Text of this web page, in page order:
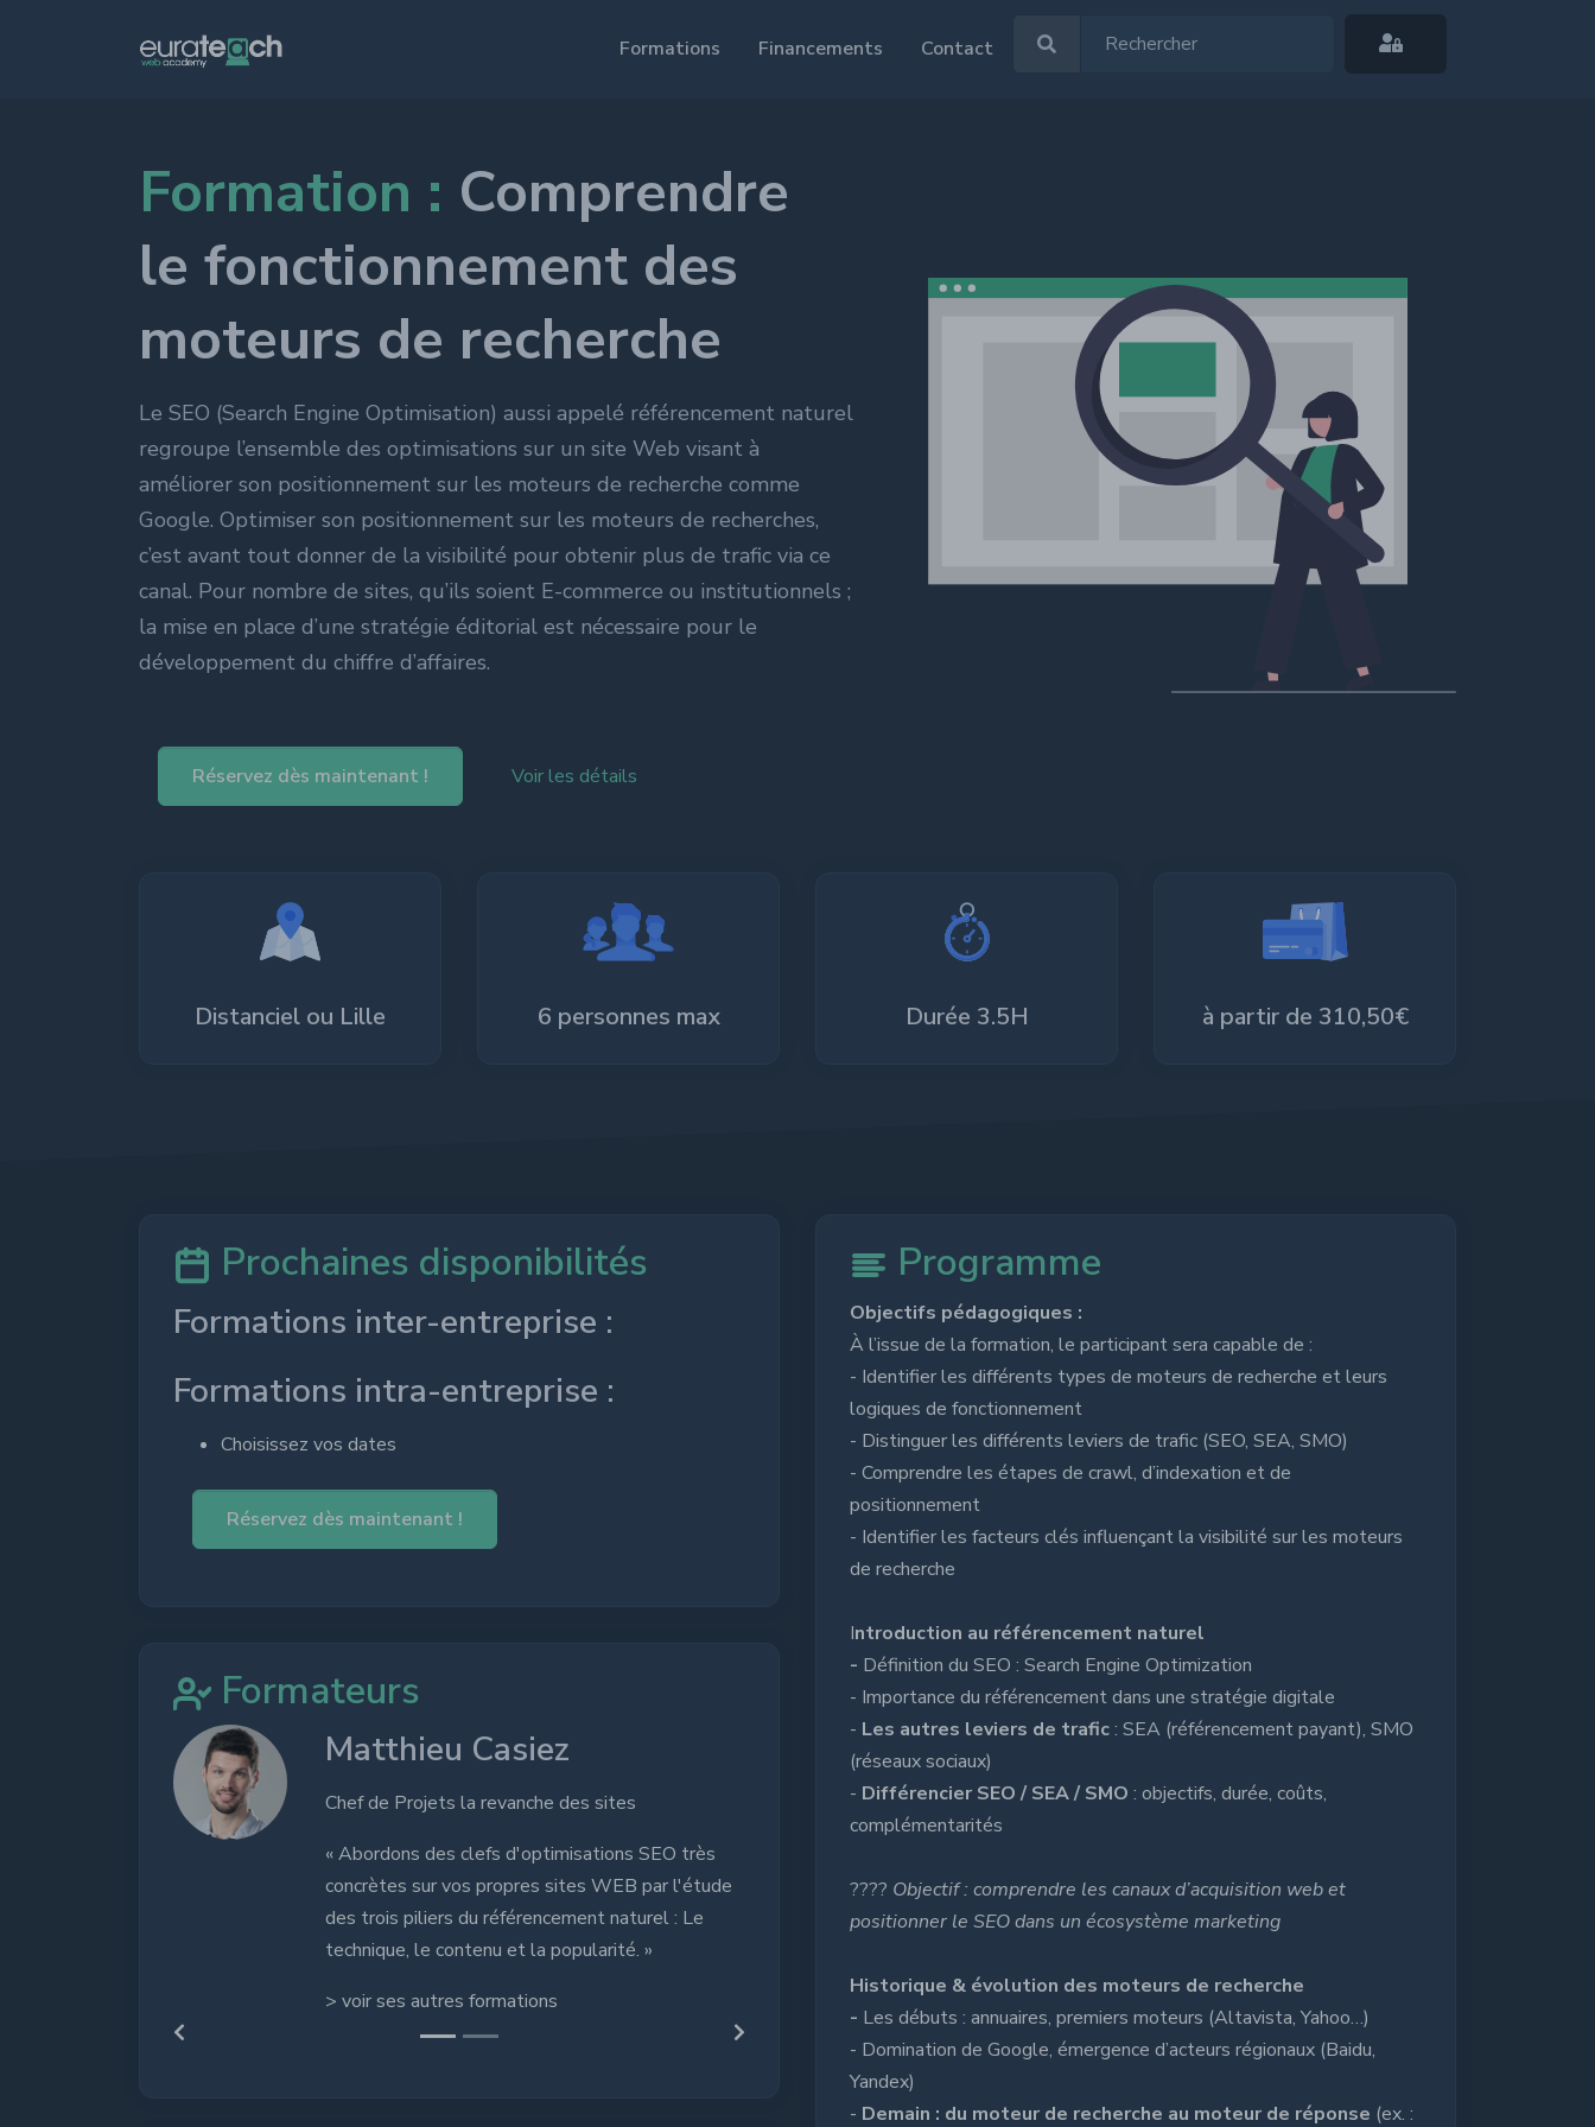
Formations
Growth marketing
SEO Référencement naturel,
publicitaire,SXO = SEO + UX,...
Google analytics
Social media
SMA Social Media Advertising
Facebook
Instagram Linkedin
...
Financements
formation.
Qu'est ce que le CPF ?
Contact
Formation : Comprendre
le fonctionnement des
moteurs de recherche
Le SEO (Search Engine Optimisation) aussi appelé référencement naturel
regroupe l’ensemble des optimisations sur un site Web visant à
améliorer son positionnement sur les moteurs de recherche comme
Google. Optimiser son positionnement sur les moteurs de recherches,
c’est avant tout donner de la visibilité pour obtenir plus de trafic via ce
canal. Pour nombre de sites, qu’ils soient E-commerce ou institutionnels ;
la mise en place d’une stratégie éditorial est nécessaire pour le
développement du chiffre d’affaires.
Réservez dès maintenant ! Voir les détails
Distanciel ou Lille 6 personnes max Durée 3.5H à partir de 310,50€
Prochaines disponibilités
Formations inter-entreprise :
Formations intra-entreprise :
Choisissez vos dates
Réservez dès maintenant !
Programme
Objectifs pédagogiques :
À l’issue de la formation, le participant sera capable de :
- Identifier les différents types de moteurs de recherche et leurs
logiques de fonctionnement
- Distinguer les différents leviers de trafic (SEO, SEA, SMO)
- Comprendre les étapes de crawl, d’indexation et de
positionnement
- Identifier les facteurs clés influençant la visibilité sur les moteurs
de recherche
Introduction au référencement naturel
- Définition du SEO : Search Engine Optimization
- Importance du référencement dans une stratégie digitale
- Les autres leviers de trafic: SEA (référencement payant), SMO
(réseaux sociaux)
- Différencier SEO / SEA / SMO : objectifs, durée, coûts,
complémentarités
???? Objectif : comprendre les canaux d’acquisition web et
positionner le SEO dans un écosystème marketing
Historique & évolution des moteurs de recherche
- Les débuts : annuaires, premiers moteurs (Altavista, Yahoo…)
- Domination de Google, émergence d’acteurs régionaux (Baidu,
Yandex)
- Demain : du moteur de recherche au moteur de réponse (ex. :
Formateurs
Matthieu Casiez
Chef de Projets la revanche des sites
« Abordons des clefs d'optimisations SEO très
concrètes sur vos propres sites WEB par l'étude
des trois piliers du référencement naturel : Le
technique, le contenu et la popularité. »
> voir ses autres formations